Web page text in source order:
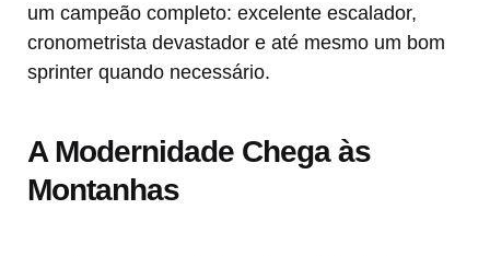
um campeão completo: excelente escalador,
cronometrista devastador e até mesmo um bom
sprinter quando necessário.
A Modernidade Chega às
Montanhas